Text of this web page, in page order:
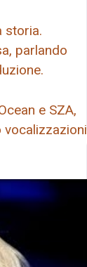
storia.
parlando
e SZA,
vocalizzazioni